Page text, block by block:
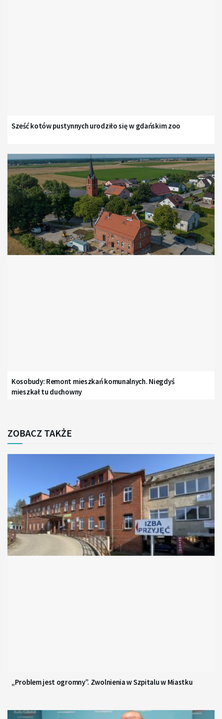
Sześć kotów pustynnych urodziło się w gdańskim zoo
Kosobudy: Remont mieszkań komunalnych. Niegdyś
mieszkał tu duchowny
ZOBACZ TAKŻE
„Problem jest ogromny”. Zwolnienia w Szpitalu w Miastku